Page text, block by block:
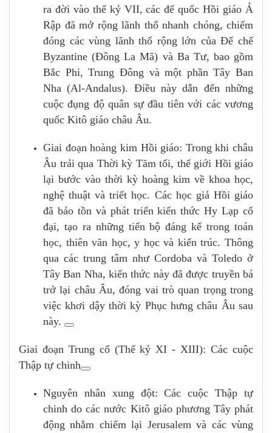
ra đời vào thế kỷ VII, các đế quốc Hồi giáo Ả
Rập đã mở rộng lãnh thổ nhanh chóng, chiếm
đóng các vùng lãnh thổ rộng lớn của Đế chế
Byzantine (Đông La Mã) và Ba Tư, bao gồm
Bắc Phi, Trung Đông và một phần Tây Ban
Nha (Al-Andalus). Điều này dẫn đến những
cuộc đụng độ quân sự đầu tiên với các vương
quốc Kitô giáo châu Âu.
Giai đoạn hoàng kim Hồi giáo: Trong khi châu
Âu trải qua Thời kỳ Tăm tối, thế giới Hồi giáo
lại bước vào thời kỳ hoàng kim về khoa học,
nghệ thuật và triết học. Các học giả Hồi giáo
đã bảo tồn và phát triển kiến thức Hy Lạp cổ
đại, tạo ra những tiến bộ đáng kể trong toán
học, thiên văn học, y học và kiến trúc. Thông
qua các trung tâm như Cordoba và Toledo ở
Tây Ban Nha, kiến thức này đã được truyền bá
trở lại châu Âu, đóng vai trò quan trọng trong
việc khơi dậy thời kỳ Phục hưng châu Âu sau
này.
Giai đoạn Trung cổ (Thế kỷ XI - XIII): Các cuộc
Thập tự chinh
Nguyên nhân xung đột: Các cuộc Thập tự
chinh do các nước Kitô giáo phương Tây phát
động nhằm chiếm lại Jerusalem và các vùng